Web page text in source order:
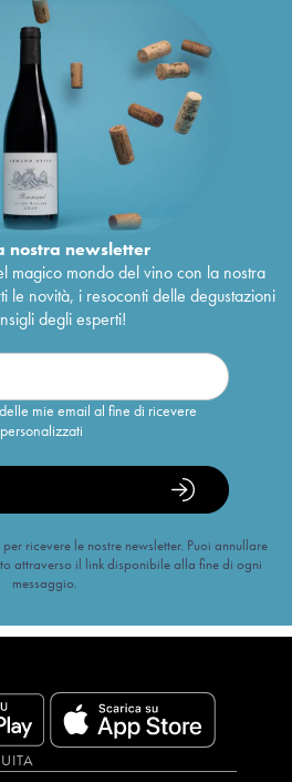
nostra newsletter
magico mondo del vino con la nostra
le novità, i resoconti delle degustazioni
degli esperti!
mie email al fine di ricevere
ricevere le nostre newsletter. Puoi annullare
attraverso il link disponibile alla fine di ogni
messaggio.